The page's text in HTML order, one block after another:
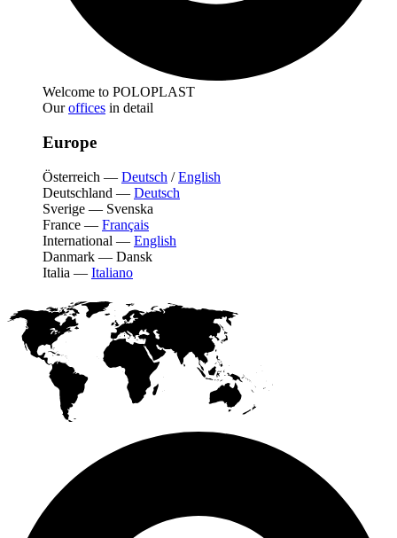
Welcome to POLOPLAST
Ouroffices in detail
Europe
Österreich — Deutsch /English
Deutschland — Deutsch
Sverige — Svenska
France — Français
International — English
Danmark — Dansk
Italia — Italiano